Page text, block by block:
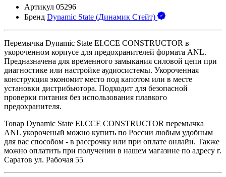
Артикул 05296
Бренд Dynamic State (Динамик Стейт)
Перемычка Dynamic State EI.CCE CONSTRUCTOR в
укороченном корпусе для предохранителей формата ANL.
Предназначена для временного замыкания силовой цепи при
диагностике или настройке аудиосистемы. Укороченная
конструкция экономит место под капотом или в месте
установки дистрибьютора. Подходит для безопасной
проверки питания без использования плавкого
предохранителя.
Товар Dynamic State EI.CCE CONSTRUCTOR перемычка
ANL укороченый можно купить по России любым удобным
для вас способом - в рассрочку или при оплате онлайн. Также
можно оплатить при получении в нашем магазине по адресу г.
Саратов ул. Рабочая 55